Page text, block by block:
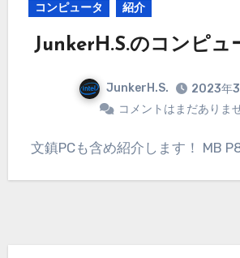
コンピュータ 紹介
JunkerH.S.のコンピ
JunkerH.S.
2023年
コメントはまだありま
文鎮PCも含め紹介します！ MB